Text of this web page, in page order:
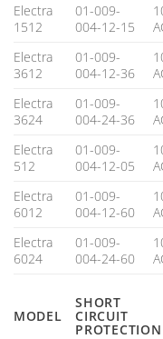
Electra
1512
01-009-
004-12-15
Electra
3612
01-009-
004-12-36
Electra
3624
01-009-
004-24-36
Electra
512
01-009-
004-12-05
Electra
6012
01-009-
004-12-60
Electra
6024
01-009-
004-24-60
MODEL
SHORT
CIRCUIT
PROTECTION